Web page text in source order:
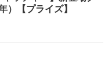
【プライズ】